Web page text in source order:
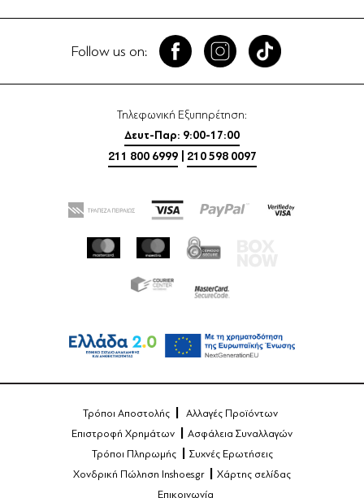
Follow us on:
Τηλεφωνική Εξυπηρέτηση:
Δευτ-Παρ: 9:00-17:00
211 800 6999
210 598 0097
Τρόποι Αποστολής
Αλλαγές Προϊόντων
Επιστροφή Χρημάτων
Ασφάλεια Συναλλαγών
Τρόποι Πληρωμής
Συχνές Ερωτήσεις
Χονδρική Πώληση Inshoes.gr
Χάρτης σελίδας
Επικοινωνία